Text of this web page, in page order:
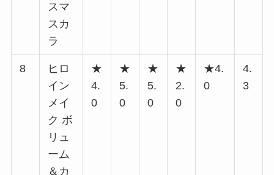
スマ
スカ
ラ
8
ヒロ
イン
メイ
ク ボ
リュ
ーム
＆カ
★
4.
0
★
5.
0
★
5.
0
★
2.
0
★4.
0
4.
3